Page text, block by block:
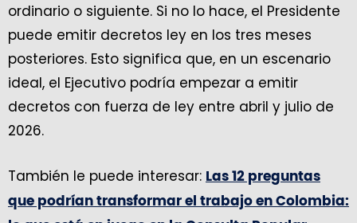
ordinario o siguiente. Si no lo hace, el Presidente
puede emitir decretos ley en los tres meses
posteriores. Esto significa que, en un escenario
ideal, el Ejecutivo podría empezar a emitir
decretos con fuerza de ley entre abril y julio de
2026.
También le puede interesar: Las 12 preguntas
que podrían transformar el trabajo en Colombia: